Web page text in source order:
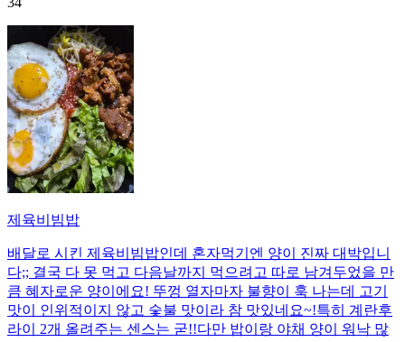
제육비빔밥
배달로 시킨 제육비빔밥인데 혼자먹기엔 양이 진짜 대박입니
다;; 결국 다 못 먹고 다음날까지 먹으려고 따로 남겨두었을 만
큼 혜자로운 양이에요! 뚜껑 열자마자 불향이 훅 나는데 고기
맛이 인위적이지 않고 숯불 맛이라 참 맛있네요~!특히 계란후
라이 2개 올려주는 센스는 굳!! ​다만 밥이랑 야채 양이 워낙 많